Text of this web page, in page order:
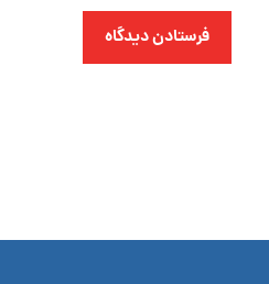
فرستادن دیدگاه